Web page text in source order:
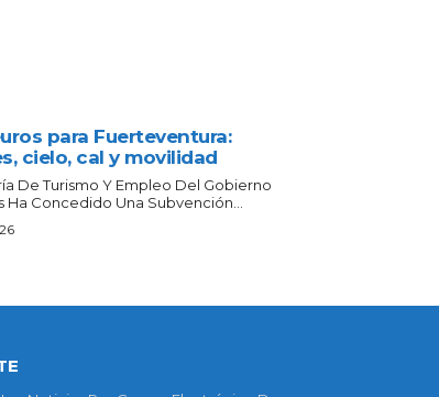
para Fuerteventura:
cielo, cal y movilidad
De Turismo Y Empleo Del Gobierno
Ha Concedido Una Subvención...